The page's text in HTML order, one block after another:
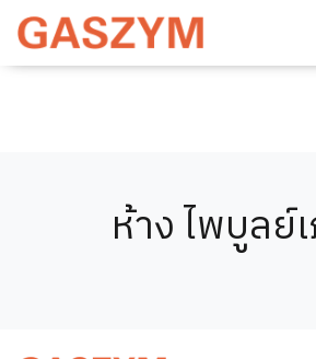
ห้าง ไพบูลย์